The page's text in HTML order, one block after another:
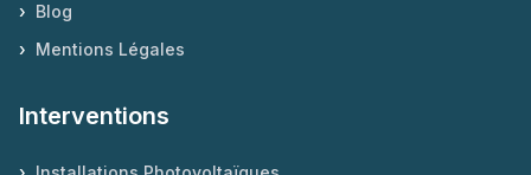
› Blog
› Mentions Légales
Interventions